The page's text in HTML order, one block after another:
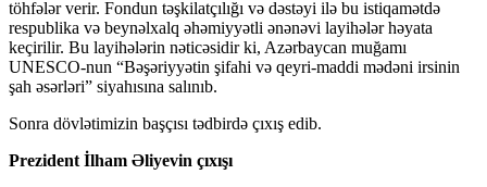
töhfələr verir. Fondun təşkilatçılığı və dəstəyi ilə bu istiqamətdə
respublika və beynəlxalq əhəmiyyətli ənənəvi layihələr həyata
keçirilir. Bu layihələrin nəticəsidir ki, Azərbaycan muğamı
UNESCO-nun “Bəşəriyyətin şifahi və qeyri-maddi mədəni irsinin
şah əsərləri” siyahısına salınıb.
Sonra dövlətimizin başçısı tədbirdə çıxış edib.
Prezident İlham Əliyevin çıxışı